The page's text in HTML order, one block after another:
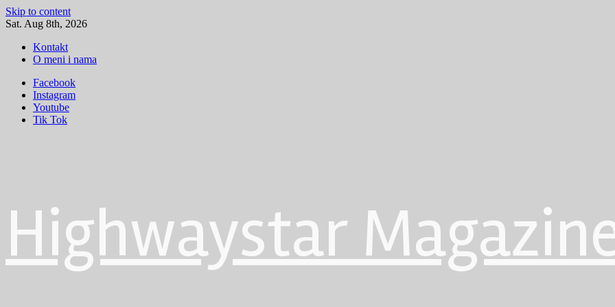
Skip to content
Sat. Aug 8th, 2026
Kontakt
O meni i nama
Facebook
Instagram
Youtube
Tik Tok
Highwaystar